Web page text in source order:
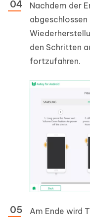
Nachdem der
abgeschlossen
den Schritten
fortzufahren.
Am Ende wird